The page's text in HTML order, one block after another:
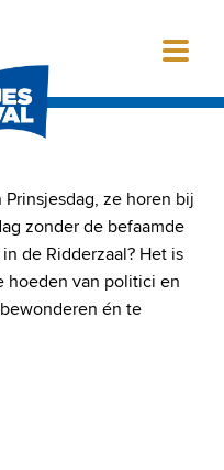
ze horen bij
zonder de befaamde
de Ridderzaal? Het is
hoeden van politici en
én te